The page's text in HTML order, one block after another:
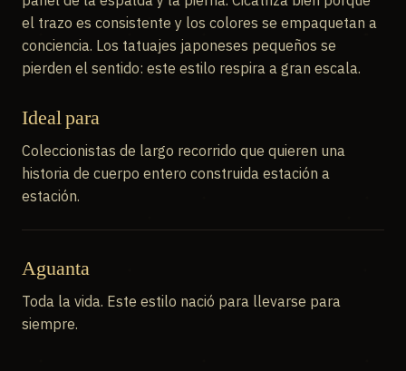
el trazo es consistente y los colores se empaquetan a
conciencia. Los tatuajes japoneses pequeños se
pierden el sentido: este estilo respira a gran escala.
Ideal para
Coleccionistas de largo recorrido que quieren una
historia de cuerpo entero construida estación a
estación.
Aguanta
Toda la vida. Este estilo nació para llevarse para
siempre.